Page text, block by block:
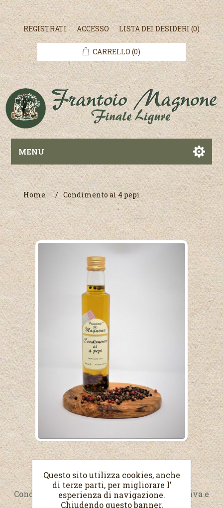
REGISTRATI ACCESSO LISTA DEI DESIDERI(0)
CARRELLO (0)
MENU
Home / Condimento ai 4 pepi
Condimento ai 4 pepi
Condimento a base di olio extravergine di oliva e
quattro pepi.
Questo sito utilizza cookies, anche
di terze parti, per migliorare l’
esperienza di navigazione.
Chiudendo questo banner,